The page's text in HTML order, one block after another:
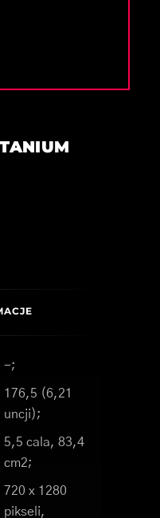
-;
176,5 (6,21
uncji);
5,5 cala, 83,4
cm2;
720 x 1280
pikseli,